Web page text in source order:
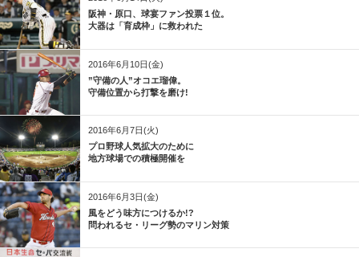
阪神・原口、球宴ファン投票１位。
大器は「育成枠」に救われた
2016年6月10日(金)
”守備の人”オコエ瑠偉。
守備位置から打撃を磨け!
2016年6月7日(火)
プロ野球人気拡大のために
地方球場での積極開催を
2016年6月3日(金)
風をどう味方につけるか!?
問われるセ・リーグ勢のマリン対策